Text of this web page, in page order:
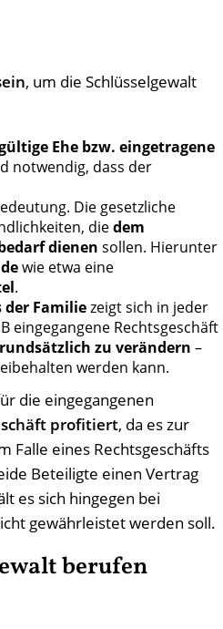
, um die Schlüsselgewalt
Ehe bzw. eingetragene
notwendig, dass der
Die gesetzliche
diedem
dienen sollen. Hierunter
wie etwa eine
.
der Familiezeigt sich in jeder
eingegangene Rechtsgeschäft
zu verändern –
werden kann.
die eingegangenen
profitiert, da es zur
Falle eines Rechtsgeschäfts
Beteiligte einen Vertrag
es sich hingegen bei
gewährleistet werden soll.
berufen